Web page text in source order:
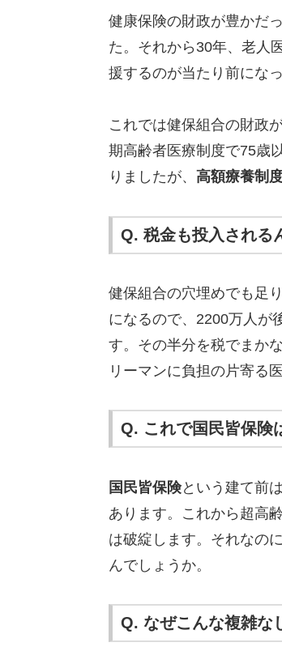
健康保険の財政が豊かだ
た。それから30年、老人
援するのが当たり前にな
これでは健保組合の財政
期高齢者医療制度で75歳
りましたが、 高額療養制
Q. 税金も投入される
健保組合の穴埋めでも足
になるので、2200万人が
す。その半分を税でまか
リーマンに負担の片寄る
Q. これで国民皆保険
国民皆保険という建て前
あります。これから超高
は破綻します。それなの
んでしょうか。
Q. なぜこんな複雑な